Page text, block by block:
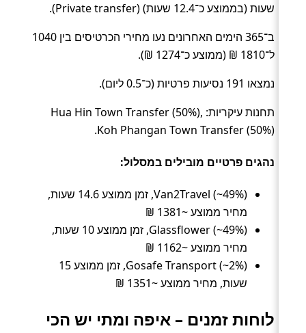
שעות (בממוצע כ־12.4 שעות) (Private transfer).
ב־365 הימים האחרונים נעו מחירי הכרטיסים בין 1040
ל־1810 ₪ (ממוצע כ־1274 ₪).
נמצאו 191 נסיעות פרטיות (כ־0.5 ליום).
תחנות עיקריות: Hua Hin Town Transfer (50%),
Koh Phangan Town Transfer (50%).
נהגים פרטיים מובילים במסלול:
Van2Travel (~49%), זמן ממוצע 14.6 שעות,
מחיר ממוצע ~1381 ₪
Glassflower (~49%), זמן ממוצע 10 שעות,
מחיר ממוצע ~1162 ₪
Gosafe Transport (~2%), זמן ממוצע 15
שעות, מחיר ממוצע ~1351 ₪
לוחות זמנים – איפה ומתי יש הכי